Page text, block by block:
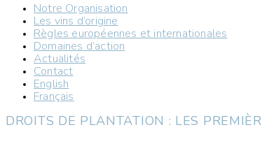
Notre Organisation
Les vins d’origine
Règles européennes et internationales
Domaines d’action
Actualités
Contact
English
Français
DROITS DE PLANTATION : LES